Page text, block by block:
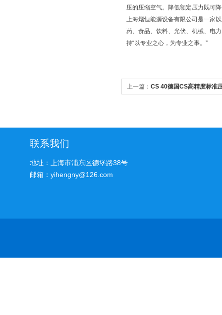
压的压缩空气。降低额定压力既可
上海熠恒能源设备有限公司是一家
药、食品、饮料、光伏、机械、电
持“以专业之心，为专业之事。”
上一篇： CS 40德国CS高精度标准
联系我们
地址：上海市浦东区德堡路38号
邮箱：yihengny@126.com